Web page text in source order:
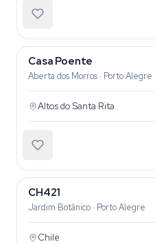
Casa Poente
Aberta dos Morros · Porto Alegre
Altos do Santa Rita
CH421
Jardim Botânico · Porto Alegre
Chile